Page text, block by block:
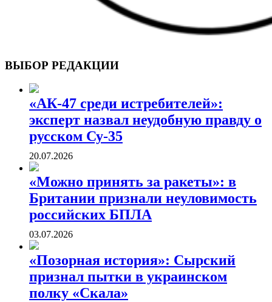
ВОЕННЫЕ СТРАНИЦЫ
СТАТЬИ ВОЕННОЙ ТЕМАТИКИ
ВЫБОР РЕДАКЦИИ
«АК-47 среди истребителей»:
эксперт назвал неудобную правду о
русском Су-35
20.07.2026
«Можно принять за ракеты»: в
Британии признали неуловимость
российских БПЛА
03.07.2026
«Позорная история»: Сырский
признал пытки в украинском
полку «Скала»